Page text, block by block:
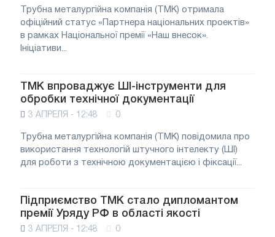
Трубна металургійна компанія (ТМК) отримала
офіційний статус «Партнера національних проектів»
в рамках Національної премії «Наш внесок».
Ініціативи...
ТМК впроваджує ШІ-інструменти для
обробки технічної документації
3 АПРЕЛЯ - 12:48 0
Трубна металургійна компанія (ТМК) повідомила про
використання технологій штучного інтелекту (ШІ)
для роботи з технічною документацією і фіксації...
Підприємство ТМК стало дипломантом
премії Уряду РФ в області якості
3 АПРЕЛЯ - 12:48 0